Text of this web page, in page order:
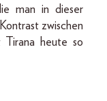
man in dieser
zwischen
Tirana heute so